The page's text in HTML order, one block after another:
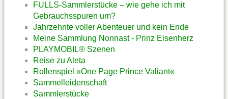
FULLS-Sammlerstücke – wie gehe ich mit
Gebrauchsspuren um?
Jahrzehnte voller Abenteuer und kein Ende
Meine Sammlung Nonnast - Prinz Eisenherz
PLAYMOBIL® Szenen
Reise zu Aleta
Rollenspiel »One Page Prince Valiant«
Sammelleidenschaft
Sammlerstücke